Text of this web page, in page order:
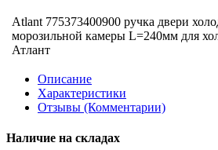
Atlant 775373400900 ручка двери
морозильной камеры L=240мм для
Атлант
Описание
Характеристики
Отзывы (Комментарии)
Наличие на складах